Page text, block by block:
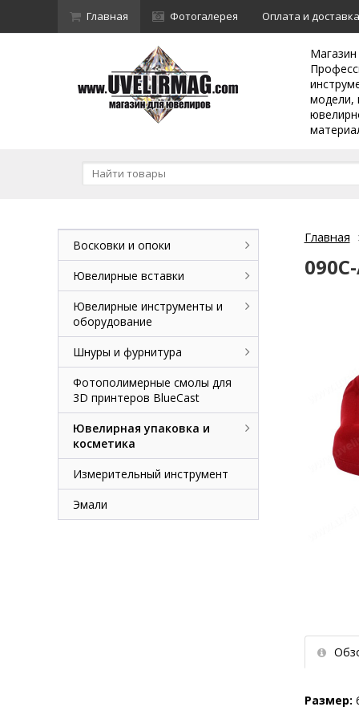
Главная Фотогалерея Оплата и доставка
модели,
Главная
Размер:
Восковки и опоки
Ювелирные вставки
Ювелирные инструменты и
оборудование
Шнуры и фурнитура
Фотополимерные смолы для
3D принтеров BlueCast
Ювелирная упаковка и
косметика
Измерительный инструмент
Эмали